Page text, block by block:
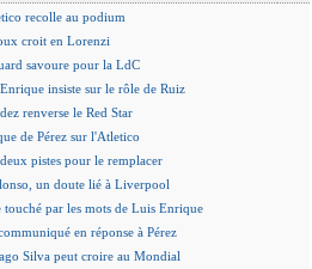
recolle au podium
croit en Lorenzi
savoure pour la LdC
insiste sur le rôle de Ruiz
renverse le Red Star
de Pérez sur l'Atletico
pistes pour le remplacer
un doute lié à Liverpool
touché par les mots de Luis Enrique
en réponse à Pérez
Silva peut croire au Mondial